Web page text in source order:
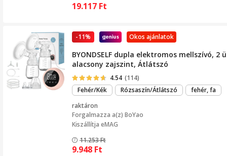
19.117 Ft
Okos ajánlatok
-11%
BYONDSELF dupla elektromos mellszívó,
alacsony zajszint, Átlátszó
4.54 (114)
Fehér/Kék
Rózsaszín/Átlátszó
fehér, fa
raktáron
Forgalmazza a(z) BoYao
Kiszállítja eMAG
11.253Ft
9.948 Ft